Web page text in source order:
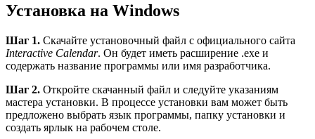
Установка на Windows
Шаг 1. Скачайте установочный файл с официального сайта
Interactive Calendar. Он будет иметь расширение .exe и
содержать название программы или имя разработчика.
Шаг 2. Откройте скачанный файл и следуйте указаниям
мастера установки. В процессе установки вам может быть
предложено выбрать язык программы, папку установки и
создать ярлык на рабочем столе.